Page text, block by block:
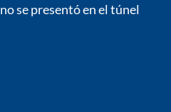
se presentó en el túnel